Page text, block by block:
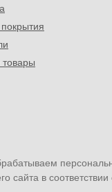
сайта в